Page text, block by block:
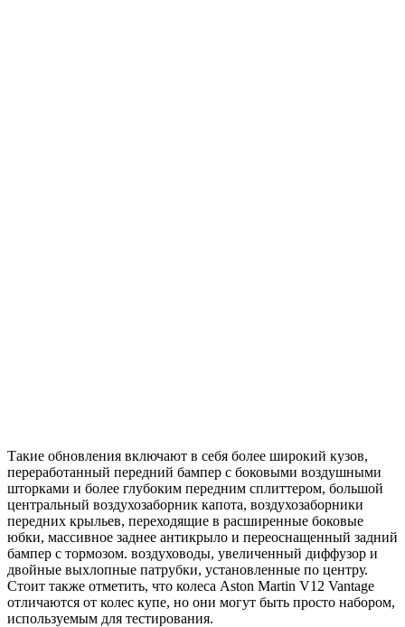
Такие обновления включают в себя более широкий кузов,
переработанный передний бампер с боковыми воздушными
шторками и более глубоким передним сплиттером, большой
центральный воздухозаборник капота, воздухозаборники
передних крыльев, переходящие в расширенные боковые
юбки, массивное заднее антикрыло и переоснащенный задний
бампер с тормозом. воздуховоды, увеличенный диффузор и
двойные выхлопные патрубки, установленные по центру.
Стоит также отметить, что колеса Aston Martin V12 Vantage
отличаются от колес купе, но они могут быть просто набором,
используемым для тестирования.